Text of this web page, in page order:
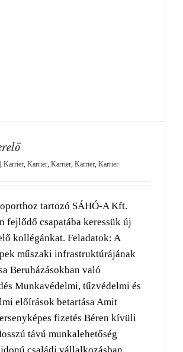
Karrier, Karrier, Karrier, Karrier, Karrier
tartozó SÁHÓ-A Kft.
fejlődő csapatába keressük új
kollégánkat. Feladatok: A
műszaki infrastruktúrájának
Beruházásokban való
Munkavédelmi, tűzvédelmi és
előírások betartása Amit
fizetés Béren kívüli
távú munkalehetőség